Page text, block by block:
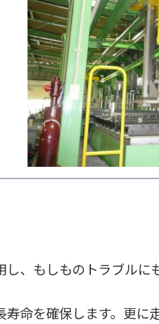
、もしものトラブルに
命を確保します。更に